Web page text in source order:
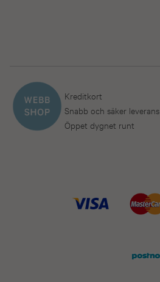
Kreditkort
Snabb och säker leverans
Öppet dygnet runt